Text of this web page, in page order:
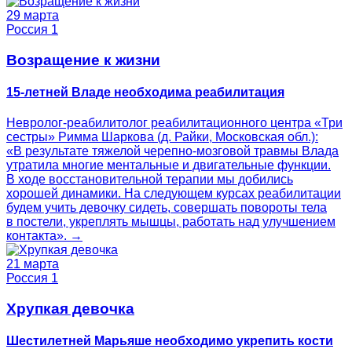
29 марта
Россия 1
Возращение к жизни
15-летней Владе необходима реабилитация
Невролог-реабилитолог реабилитационного центра «Три
сестры» Римма Шаркова (д. Райки, Московская обл.):
«В результате тяжелой черепно-мозговой травмы Влада
утратила многие ментальные и двигательные функции.
В ходе восстановительной терапии мы добились
хорошей динамики. На следующем курсах реабилитации
будем учить девочку сидеть, совершать повороты тела
в постели, укреплять мышцы, работать над улучшением
контакта». →
21 марта
Россия 1
Хрупкая девочка
Шестилетней Марьяше необходимо укрепить кости